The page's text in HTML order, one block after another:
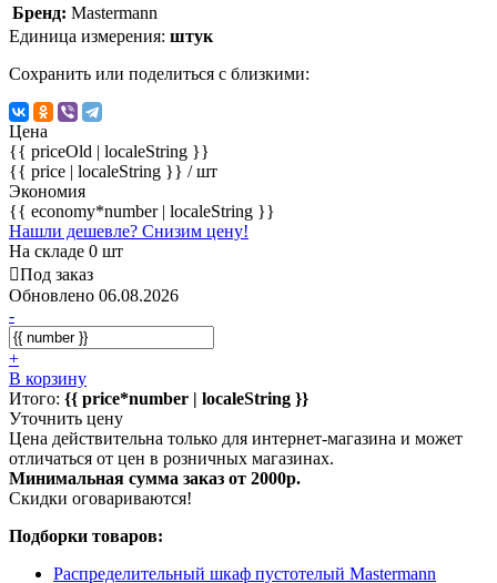
Бренд: Mastermann
Единица измерения: штук
Сохранить или поделиться с близкими:
Цена
{{ priceOld | localeString }}
{{ price | localeString }} / шт
Экономия
{{ economy*number | localeString }}
Нашли дешевле? Снизим цену!
На складе 0 шт
Под заказ
Обновлено 06.08.2026
-
+
В корзину
Итого: {{ price*number | localeString }}
Уточнить цену
Цена действительна только для интернет-магазина и может
отличаться от цен в розничных магазинах.
Минимальная сумма заказ от 2000р.
Скидки оговариваются!
Подборки товаров:
Распределительный шкаф пустотелый Mastermann